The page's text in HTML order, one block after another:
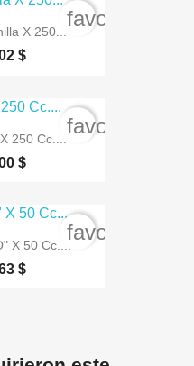
X 250...
$
250 Cc....
$
X 50 Cc....
$